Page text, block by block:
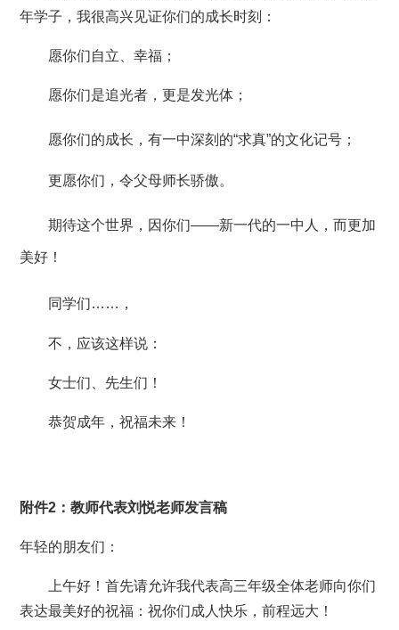
年学子，我很高兴见证你们的成长时刻：
愿你们自立、幸福；
愿你们是追光者，更是发光体；
愿你们的成长，有一中深刻的“求真”的文化记号；
更愿你们，令父母师长骄傲。
期待这个世界，因你们——新一代的一中人，而更加
美好！
同学们……，
不，应该这样说：
女士们、先生们！
恭贺成年，祝福未来！
附件2：教师代表刘悦老师发言稿
年轻的朋友们：
上午好！首先请允许我代表高三年级全体老师向你们
表达最美好的祝福：祝你们成人快乐，前程远大！